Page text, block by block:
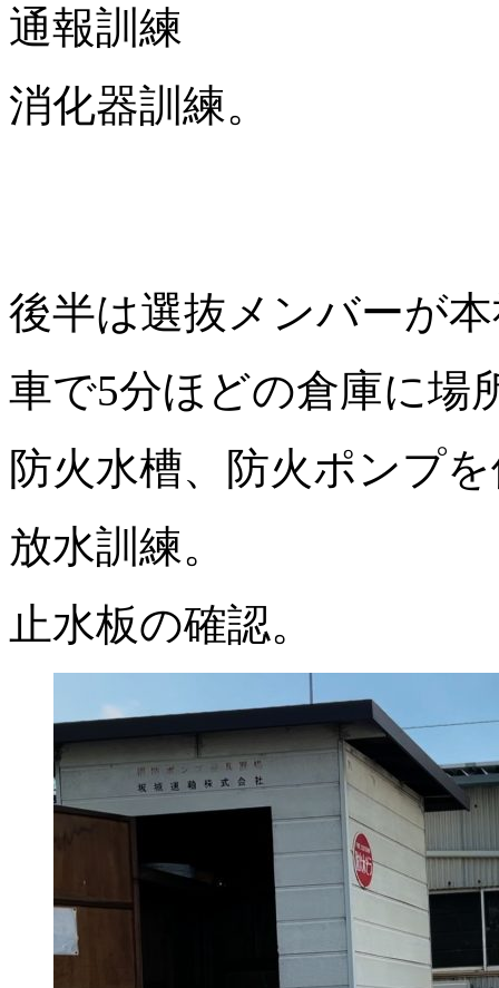
通報訓練
消化器訓練。
後半は選抜メンバーが
車で5分ほどの倉庫に場
防火水槽、防火ポンプ
放水訓練。
止水板の確認。